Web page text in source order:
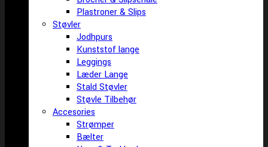
Plastroner & Slips
Støvler
Jodhpurs
Kunststof lange
Leggings
Læder Lange
Stald Støvler
Støvle Tilbehør
Accesories
Strømper
Bælter